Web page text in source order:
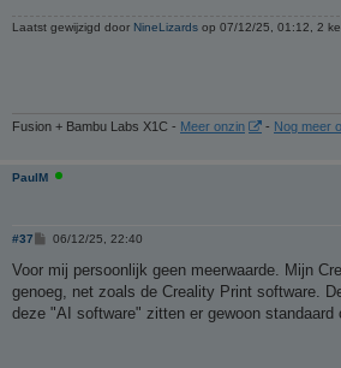
Laatst gewijzigd door NineLizards op 07/12/25, 01:12, 2
Fusion + Bambu Labs X1C - Meer onzin - Nog meer
PaulM
#37
B
r
c
h
06/12/25, 22:40
Voor mij persoonlijk geen meerwaarde. Mijn
genoeg, net zoals de Creality Print software.
deze "AI software" zitten er gewoon standaard